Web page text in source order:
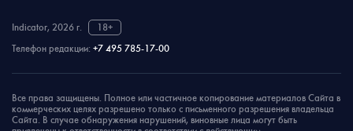
Indicator, 2026 г.
18+
Телефон редакции: +7 495 785-17-00
Все права защищены. Полное или частичное копирование материалов Сайта в
коммерческих целях разрешено только с письменного разрешения владельца
Сайта. В случае обнаружения нарушений, виновные лица могут быть